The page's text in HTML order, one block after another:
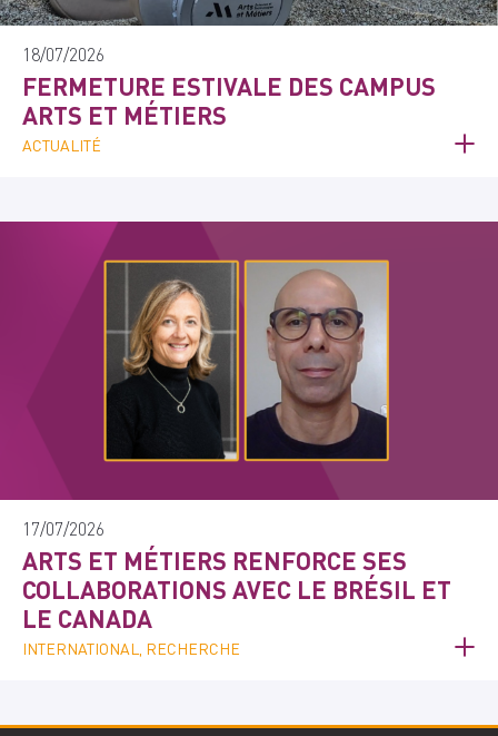
18/07/2026
FERMETURE ESTIVALE DES CAMPUS
ARTS ET MÉTIERS
ACTUALITÉ
17/07/2026
ARTS ET MÉTIERS RENFORCE SES
COLLABORATIONS AVEC LE BRÉSIL ET
LE CANADA
INTERNATIONAL, RECHERCHE